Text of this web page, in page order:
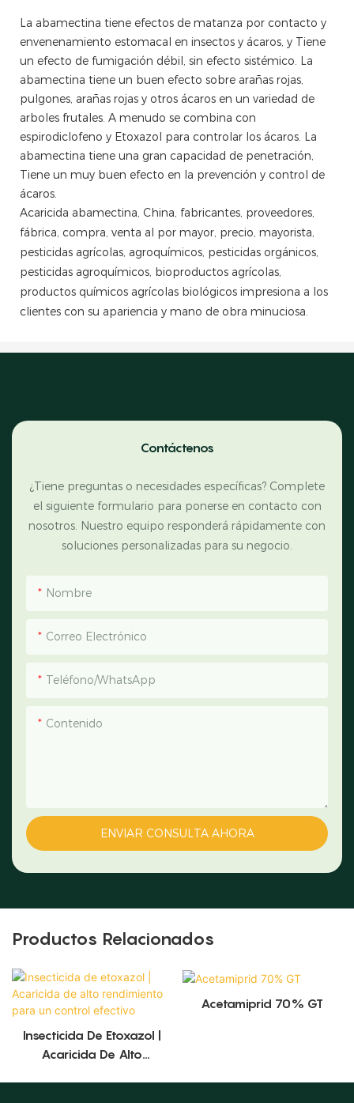
La abamectina tiene efectos de matanza por contacto y
envenenamiento estomacal en insectos y ácaros, y Tiene
un efecto de fumigación débil, sin efecto sistémico. La
abamectina tiene un buen efecto sobre arañas rojas,
pulgones, arañas rojas y otros ácaros en un variedad de
arboles frutales. A menudo se combina con
espirodiclofeno y Etoxazol para controlar los ácaros. La
abamectina tiene una gran capacidad de penetración,
Tiene un muy buen efecto en la prevención y control de
ácaros.
Acaricida abamectina, China, fabricantes, proveedores,
fábrica, compra, venta al por mayor, precio, mayorista,
pesticidas agrícolas, agroquímicos, pesticidas orgánicos,
pesticidas agroquímicos, bioproductos agrícolas,
productos químicos agrícolas biológicos impresiona a los
clientes con su apariencia y mano de obra minuciosa.
Contáctenos
¿Tiene preguntas o necesidades específicas? Complete
el siguiente formulario para ponerse en contacto con
nosotros. Nuestro equipo responderá rápidamente con
soluciones personalizadas para su negocio.
Nombre
Correo Electrónico
Teléfono/WhatsApp
Contenido
ENVIAR CONSULTA AHORA
Productos Relacionados
Insecticida De Etoxazol |
Acaricida De Alto
Acetamiprid 70% GT